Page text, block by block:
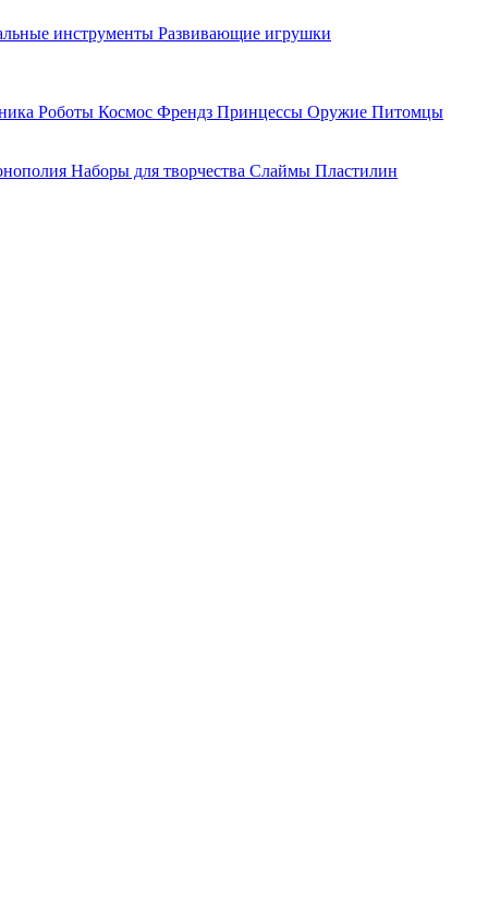
инструменты Развивающие игрушки
Роботы Космос Френдз Принцессы Оружие Питомцы
Наборы для творчества Слаймы Пластилин